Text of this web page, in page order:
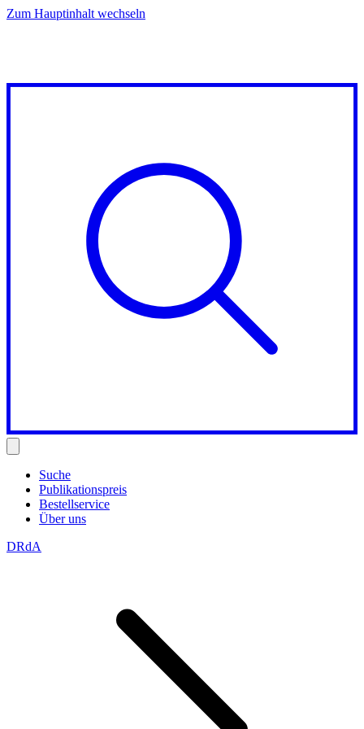
Zum Hauptinhalt wechseln
Suche
Publikationspreis
Bestellservice
Über uns
DRdA